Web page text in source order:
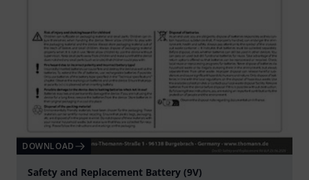
DOWNLOAD
Safety and Replacement Battery (9V)